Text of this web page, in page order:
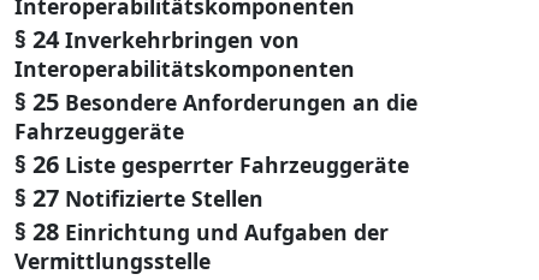
Interoperabilitätskomponenten
§ 24 Inverkehrbringen von
Interoperabilitätskomponenten
§ 25 Besondere Anforderungen an die
Fahrzeuggeräte
§ 26 Liste gesperrter Fahrzeuggeräte
§ 27 Notifizierte Stellen
§ 28 Einrichtung und Aufgaben der
Vermittlungsstelle